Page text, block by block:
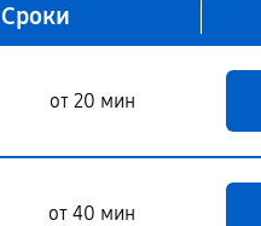
Сроки
от 20 мин
от 40 мин